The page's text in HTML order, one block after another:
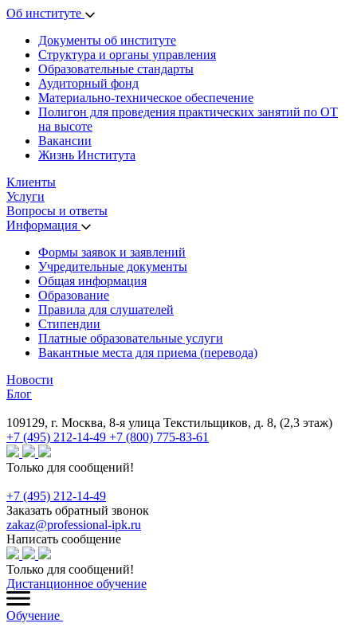
Об институте
Документы об институте
Структура и органы управления
Образовательные стандарты
Аудиторный фонд
Материально-техническое обеспечение
Полигон для проведения практических занятий по ОТ
на высоте
Вакансии
Жизнь Института
Клиенты
Услуги
Вопросы и ответы
Информация
Формы заявок и заявлений
Учредительные документы
Общая информация
Образование
Правила для слушателей
Стипендии
Платные образовательные услуги
Вакантные места для приема (перевода)
Новости
Блог
109129, г. Москва, 8-я улица Текстильщиков, д. 8, (2,3 этаж)
+7 (495) 212-14-49 +7 (800) 775-83-61
Только для сообщений!
+7 (495) 212-14-49
Заказать обратный звонок
zakaz@professional-ipk.ru
Написать сообщение
Только для сообщений!
Дистанционное обучение
Обучение